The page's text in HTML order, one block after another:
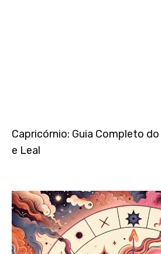
Capricórnio: Guia Completo
e Leal